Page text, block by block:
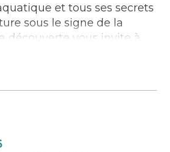
et tous ses secrets
sous le signe de la
découverte vous invite à
sur la rivière et sa vie